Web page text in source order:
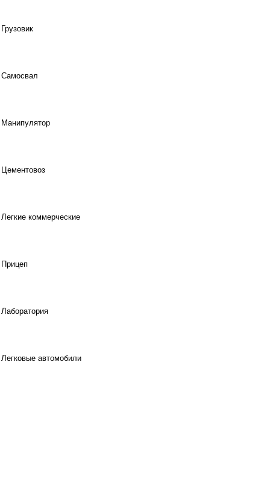
Грузовик
Самосвал
Манипулятор
Цементовоз
Легкие коммерческие
Прицеп
Лаборатория
Легковые автомобили